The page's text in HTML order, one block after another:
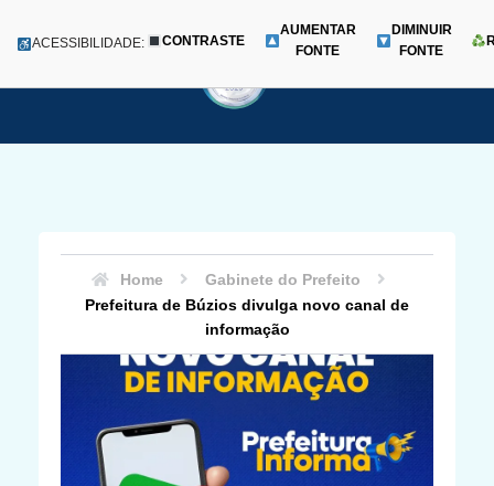
para
Menu
ACESSIBILIDADE: CONTRASTE
AUMENTAR
FONTE
DIMINUIR
FONTE
Home
Gabinete do Prefeito
Prefeitura de Búzios divulga novo canal de
informação